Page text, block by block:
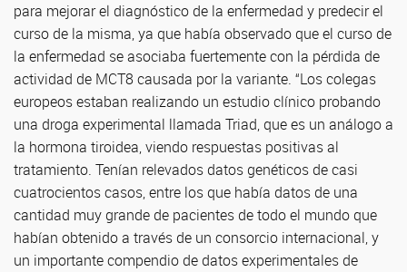
para mejorar el diagnóstico de la enfermedad y predecir el
curso de la misma, ya que había observado que el curso de
la enfermedad se asociaba fuertemente con la pérdida de
actividad de MCT8 causada por la variante. “Los colegas
europeos estaban realizando un estudio clínico probando
una droga experimental llamada Triad, que es un análogo a
la hormona tiroidea, viendo respuestas positivas al
tratamiento. Tenían relevados datos genéticos de casi
cuatrocientos casos, entre los que había datos de una
cantidad muy grande de pacientes de todo el mundo que
habían obtenido a través de un consorcio internacional, y
un importante compendio de datos experimentales de